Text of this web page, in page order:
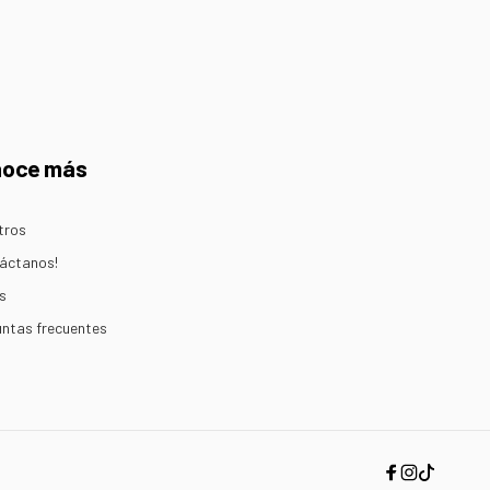
más
frecuentes
Facebook
Instagram
TikTok